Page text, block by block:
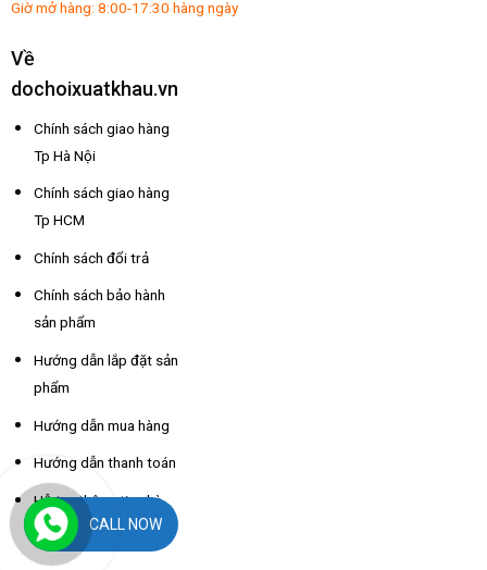
Giờ mở hàng: 8:00-17:30 hàng ngày
Về
dochoixuatkhau.vn
Chính sách giao hàng
Tp Hà Nội
Chính sách giao hàng
Tp HCM
Chính sách đổi trả
Chính sách bảo hành
sản phẩm
Hướng dẫn lắp đặt sản
phẩm
Hướng dẫn mua hàng
Hướng dẫn thanh toán
Hỗ trợ thông tin nhà
xe các tỉnhCALL NOW